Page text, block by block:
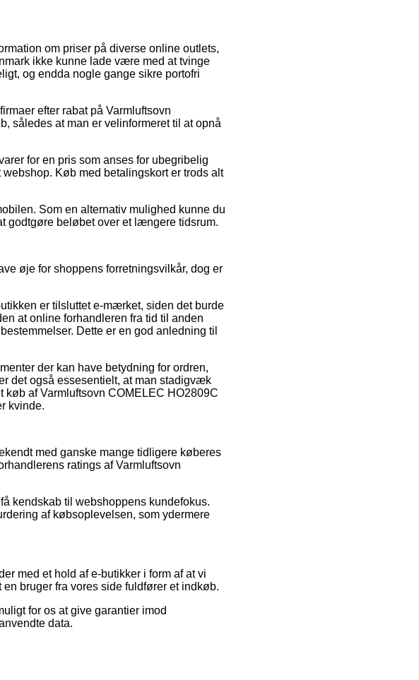
om priser på diverse online outlets,
ikke kunne lade være med at tvinge
og endda nogle gange sikre portofri
efter rabat på Varmluftsovn
således at man er velinformeret til at opnå
for en pris som anses for ubegribelig
Køb med betalingskort er trods alt
Som en alternativ mulighed kunne du
godtgøre beløbet over et længere tidsrum.
øje for shoppens forretningsvilkår, dog er
er tilsluttet e-mærket, siden det burde
at online forhandleren fra tid til anden
Dette er en god anledning til
der kan have betydning for ordren,
det også essesentielt, at man stadigvæk
af Varmluftsovn COMELEC HO2809C
kvinde.
med ganske mange tidligere køberes
ratings af Varmluftsovn
kendskab til webshoppens kundefokus.
af købsoplevelsen, som ydermere
med et hold af e-butikker i form af at vi
bruger fra vores side fuldfører et indkøb.
for os at give garantier imod
data.